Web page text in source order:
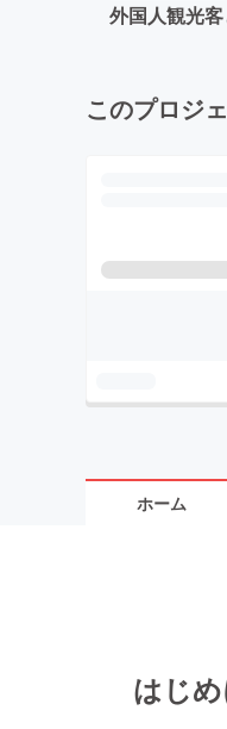
外国人観光
このプロジ
ホーム
はじ